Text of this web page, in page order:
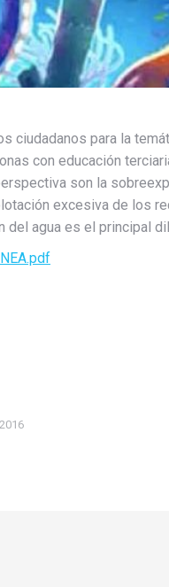
ciudadanos para la
con educación
son la
excesiva de los
del agua es el principal